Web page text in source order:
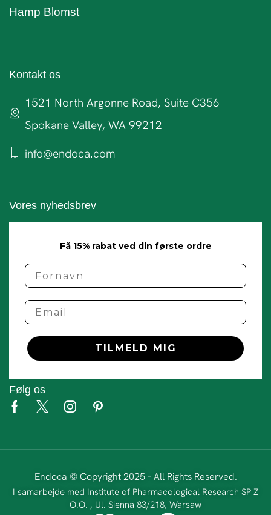
Hamp Blomst
Kontakt os
1521 North Argonne Road, Suite C356
Spokane Valley, WA 99212
info@endoca.com
Vores nyhedsbrev
Få 15% rabat ved din første ordre
name
Email
TILMELD MIG
Følg os
Endoca © Copyright 2025 – All Rights Reserved.
I samarbejde med Institute of Pharmacological Research SP Z
O.O. , Ul. Sienna 83/218, Warsaw